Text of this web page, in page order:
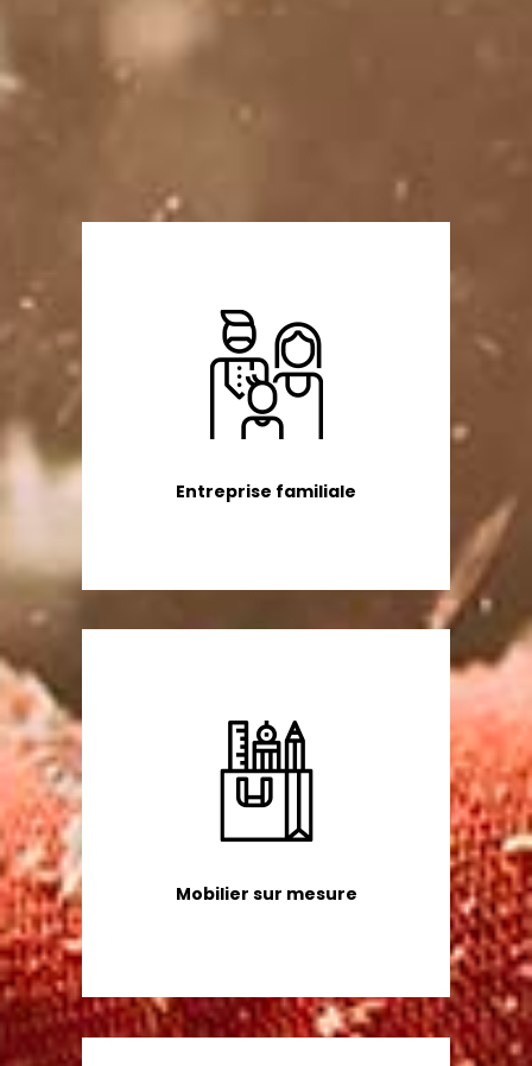
Entreprise familiale
Mobilier sur mesure